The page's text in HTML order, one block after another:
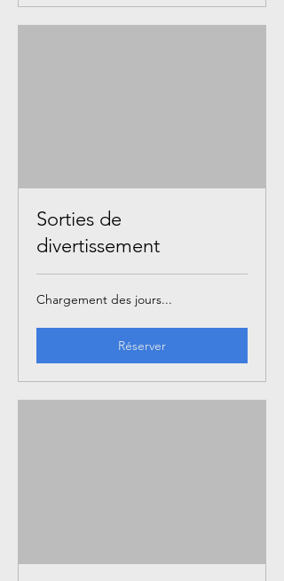
Sorties de
divertissement
Chargement des jours...
Réserver